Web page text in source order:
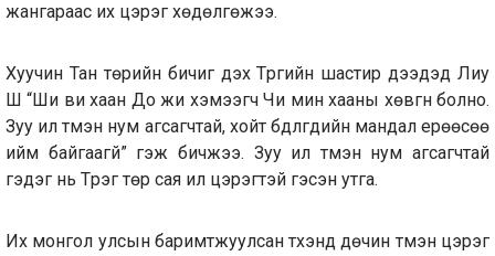
жангараас их цэрэг хөдөлгөжээ.
Хуучин Тан төрийн бичиг дэх Түргийн шастир дээдэд Лиу
Шү “Ши ви хаан До жи хэмээгч Чи мин хааны хөвгүүн болно.
Зуу илүү түмэн нум агсагчтай, хойт бүдүүлгүүдийн мандал ерөөсөө
ийм байгаагүй” гэж бичжээ. Зуу илүү түмэн нум агсагчтай
гэдэг нь Түрэг төр сая илүү цэрэгтэй гэсэн утга.
Их монгол улсын баримтжуулсан түүхэнд дөчин түмэн цэрэг